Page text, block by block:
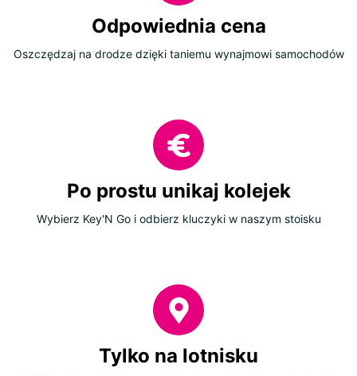
Odpowiednia cena
Oszczędzaj na drodze dzięki taniemu wynajmowi samochodów
Po prostu unikaj kolejek
Wybierz Key'N Go i odbierz kluczyki w naszym stoisku
Tylko na lotnisku